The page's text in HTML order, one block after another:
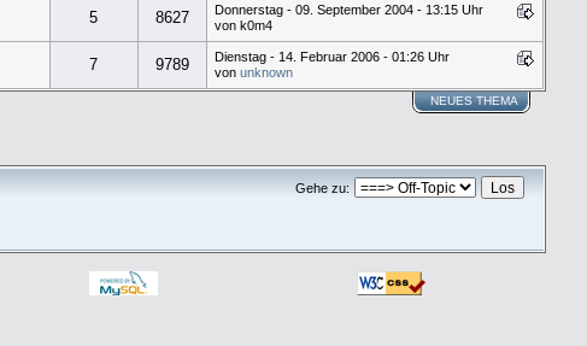
5 8627
Donnerstag - 09. September 2004 - 13:15 Uhr
von k0m4
7 9789
Dienstag - 14. Februar 2006 - 01:26 Uhr
vonunknown
NEUES THEMA
Gehe zu: